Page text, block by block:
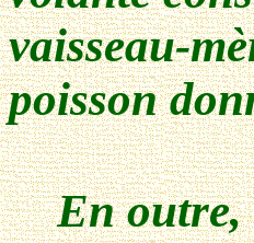
vaisseau-
poisson
En outre,